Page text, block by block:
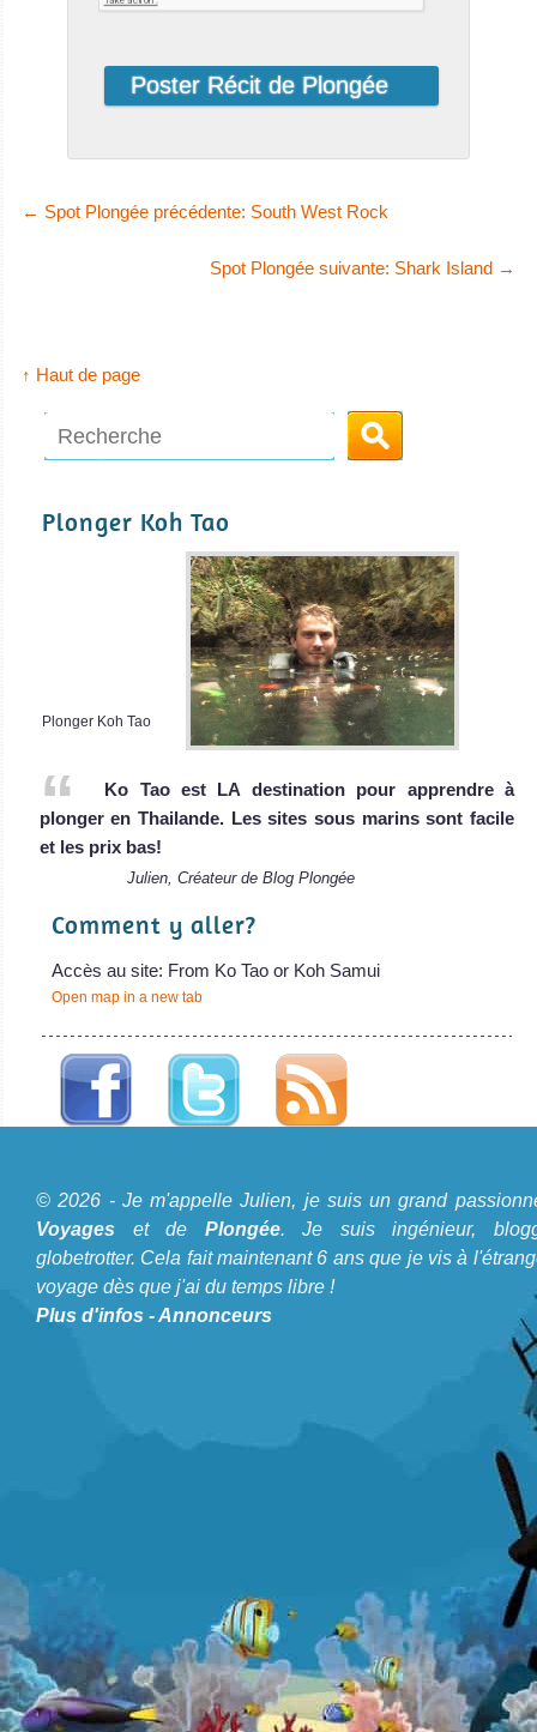
← Spot Plongée précédente: South West Rock
Spot Plongée suivante: Shark Island →
↑ Haut de page
Plonger Koh Tao
Plonger Koh Tao
Ko Tao est LA destination pour apprendre à
plonger en Thailande. Les sites sous marins sont facile
et les prix bas!
Julien, Créateur de Blog Plongée
Comment y aller?
Accès au site: From Ko Tao or Koh Samui
Open map in a new tab
Je m'appelle Julien, je suis un grand passionné de
Voyageset de Plongée. Je suis ingénieur, bloggeur,
globetrotter. Cela fait maintenant 6 ans que je vis à
l'étranger et voyage dès que j'ai du temps libre !
© 2026 - Je m'appelle Julien, je suis un grand
Voyages et de Plongée. Je suis ingénieur,
globetrotter. Cela fait maintenant 6 ans que je vis à
voyage dès que j'ai du temps libre !
Plus d'infos -Annonceurs